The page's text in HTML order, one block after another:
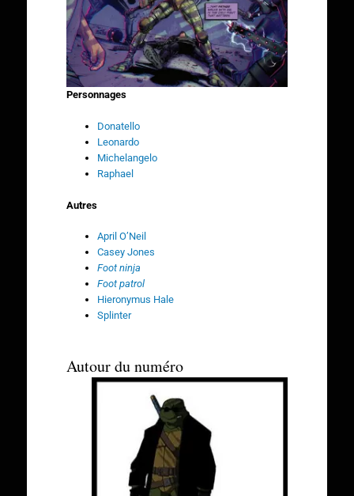
Personnages
Donatello
Leonardo
Michelangelo
Raphael
Autres
April O’Neil
Casey Jones
Foot ninja
Foot patrol
Hieronymus Hale
Splinter
Autour du numéro